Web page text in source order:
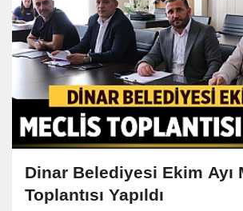
Dinar Belediyesi Ekim Ayı
Toplantısı Yapıldı